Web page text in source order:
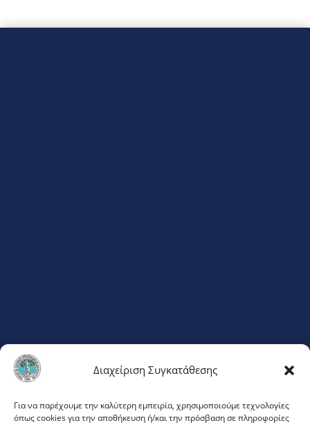
Διαχείριση Συγκατάθεσης
Για να παρέχουμε την καλύτερη εμπειρία, χρησιμοποιούμε τεχνολογίες
όπως cookies για την αποθήκευση ή/και την πρόσβαση σε πληροφορίες
ΦΛΕΜΙΓΚ 20
ΜΑΡΟΥΣΙ 151 23